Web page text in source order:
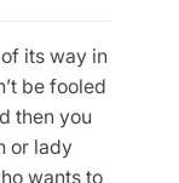
its way in
be fooled
then you
or lady
wants to